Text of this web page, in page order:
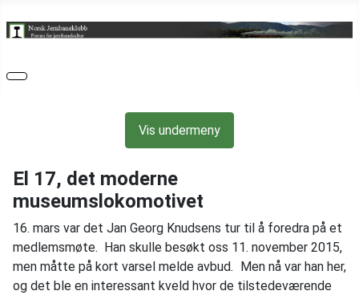
Vis undermeny
El 17, det moderne
museumslokomotivet
16. mars var det Jan Georg Knudsens tur til å foredra på et
medlemsmøte. Han skulle besøkt oss 11. november 2015,
men måtte på kort varsel melde avbud.
Men nå var han her,
og det ble en interessant kveld hvor de tilstedeværende